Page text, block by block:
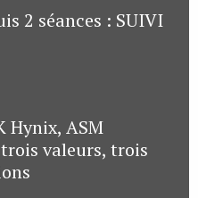
2 séances : SUIVI
Hynix, ASM
valeurs, trois